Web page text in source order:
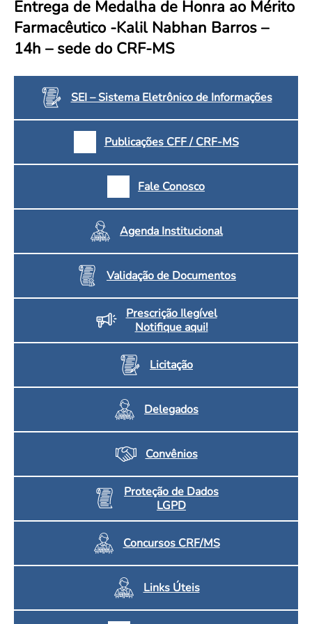
Convenção Coletiva 2025/2026 – Piso salarial Farmácias e Drogaria
Consulta de Farmacêuticos e Estabelecimentos Inscritos no CRF/MS
Saúde Pública e Indígena
Calendário Eleitoral
Candidatos
Votação
Eleições Anteriores
Entrega de Medalha de Honra ao Mérito
Farmacêutico -Kalil Nabhan Barros –
14h – sede do CRF-MS
SEI – Sistema Eletrônico de Informações
Publicações CFF / CRF-MS
Fale Conosco
Agenda Institucional
Validação de Documentos
Prescrição Ilegível
Notifique aqui!
Licitação
Delegados
Convênios
Proteção de Dados
LGPD
Concursos CRF/MS
Links Úteis